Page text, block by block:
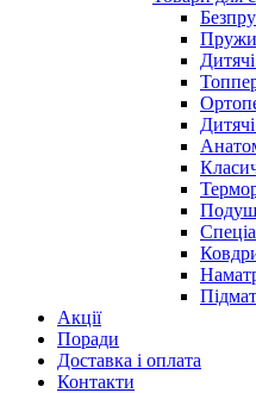
Акції
Поради
Доставка і оплата
Контакти